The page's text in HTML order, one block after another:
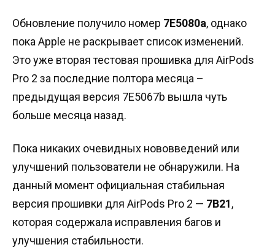
Обновление получило номер 7E5080a, однако
пока Apple не раскрывает список изменений.
Это уже вторая тестовая прошивка для AirPods
Pro 2 за последние полтора месяца –
предыдущая версия 7E5067b вышла чуть
больше месяца назад.
Пока никаких очевидных нововведений или
улучшений пользователи не обнаружили. На
данный момент официальная стабильная
версия прошивки для AirPods Pro 2 — 7B21,
которая содержала исправления багов и
улучшения стабильности.